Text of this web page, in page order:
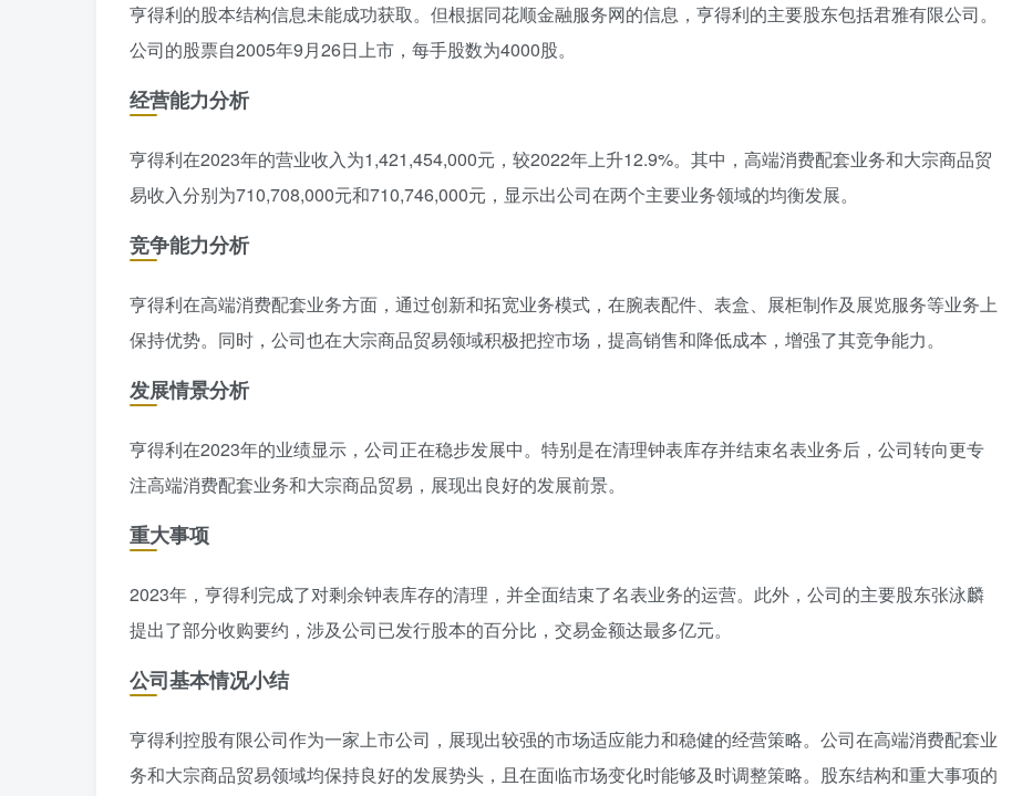
亨得利的股本结构信息未能成功获取。但根据同花顺金融服务网的信息，亨得利的主要股东包括君雅有限公司。
公司的股票自2005年9月26日上市，每手股数为4000股。
经营能力分析
亨得利在2023年的营业收入为1,421,454,000元，较2022年上升12.9%。其中，高端消费配套业务和大宗商品贸
易收入分别为710,708,000元和710,746,000元，显示出公司在两个主要业务领域的均衡发展。
竞争能力分析
亨得利在高端消费配套业务方面，通过创新和拓宽业务模式，在腕表配件、表盒、展柜制作及展览服务等业务上
保持优势。同时，公司也在大宗商品贸易领域积极把控市场，提高销售和降低成本，增强了其竞争能力。
发展情景分析
亨得利在2023年的业绩显示，公司正在稳步发展中。特别是在清理钟表库存并结束名表业务后，公司转向更专
注高端消费配套业务和大宗商品贸易，展现出良好的发展前景。
重大事项
2023年，亨得利完成了对剩余钟表库存的清理，并全面结束了名表业务的运营。此外，公司的主要股东张泳麟
提出了部分收购要约，涉及公司已发行股本的百分比，交易金额达最多亿元。
公司基本情况小结
亨得利控股有限公司作为一家上市公司，展现出较强的市场适应能力和稳健的经营策略。公司在高端消费配套业
务和大宗商品贸易领域均保持良好的发展势头，且在面临市场变化时能够及时调整策略。股东结构和重大事项的